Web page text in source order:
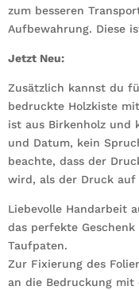
zum besseren
Aufbewahrung. Diese
Jetzt Neu:
Zusätzlich kannst du
bedruckte Holzkiste
ist aus Birkenholz und
und Datum, kein
beachte, dass der
wird, als der Druck auf
Liebevolle Handarbeit
das perfekte
Taufpaten.
Zur Fixierung des
an die Bedruckung mit